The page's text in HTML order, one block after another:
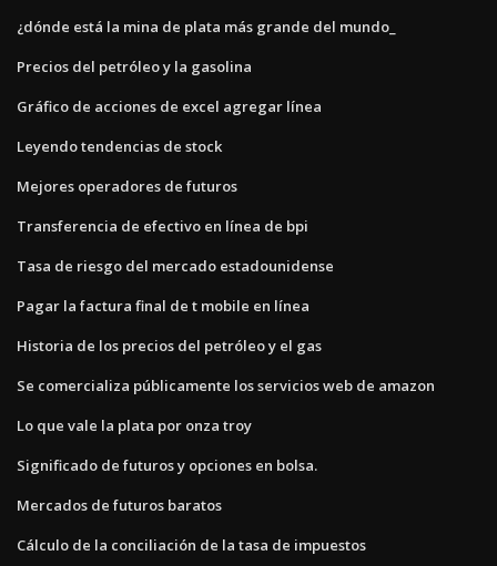
¿dónde está la mina de plata más grande del mundo_
Precios del petróleo y la gasolina
Gráfico de acciones de excel agregar línea
Leyendo tendencias de stock
Mejores operadores de futuros
Transferencia de efectivo en línea de bpi
Tasa de riesgo del mercado estadounidense
Pagar la factura final de t mobile en línea
Historia de los precios del petróleo y el gas
Se comercializa públicamente los servicios web de amazon
Lo que vale la plata por onza troy
Significado de futuros y opciones en bolsa.
Mercados de futuros baratos
Cálculo de la conciliación de la tasa de impuestos